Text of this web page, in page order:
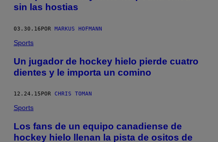
sin las hostias
03.30.16POR MARKUS HOFMANN
Sports
Un jugador de hockey hielo pierde cuatro
dientes y le importa un comino
12.24.15 POR CHRIS TOMAN
Sports
Los fans de un equipo canadiense de
hockey hielo llenan la pista de ositos de